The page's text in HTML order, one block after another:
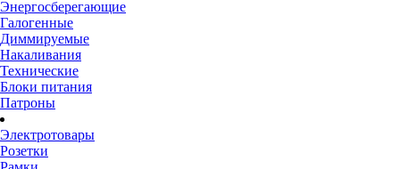
Энергосберегающие
Галогенные
Диммируемые
Накаливания
Технические
Блоки питания
Патроны
Электротовары
Розетки